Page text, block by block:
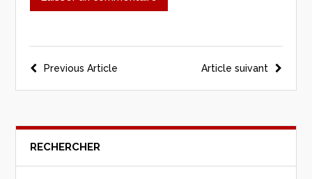
Article suivant
Previous Article
RECHERCHER